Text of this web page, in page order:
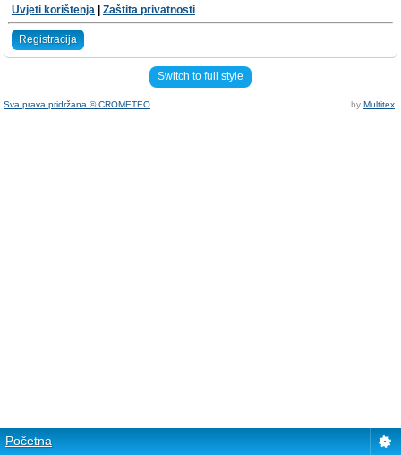
Uvjeti korištenja
Zaštita privatnosti
Registracija
Switch to full style
Sva prava pridržana © CROMETEO by Multitex
Početna